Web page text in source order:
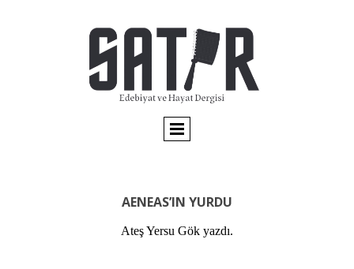
AENEAS’IN YURDU
Ateş Yersu Gök yazdı.